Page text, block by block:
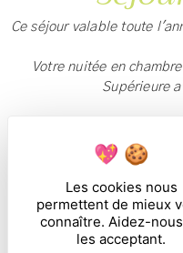
Ce séjour valable toute
Votre nuitée en
Supérieure
Coupe de
Votre dîner
Accès à
Les cookies nous
permettent de mieux
connaître. Aidez-
les acceptant.